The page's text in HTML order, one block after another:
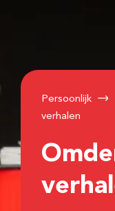
Persoonlijk
verhalen